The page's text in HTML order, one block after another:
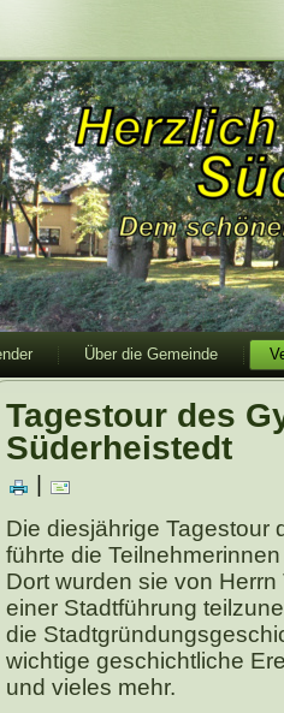
Über die Gemeinde
Tagestour des
Süderheistedt
Die diesjährige Tagestour
führte die
Dort wurden sie von
einer Stadtführung
die
wichtige geschichtliche
und vieles mehr.